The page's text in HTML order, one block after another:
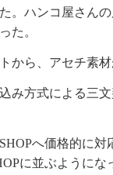
。ハンコ屋さん
た。
から、アセチ素材
み方式による三
SHOPへ価格的に対
に並ぶようにな